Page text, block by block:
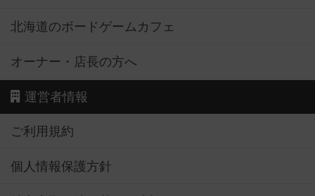
北海道のボードゲームカフェ
オーナー・店長の方へ
運営者情報
ご利用規約
個人情報保護方針